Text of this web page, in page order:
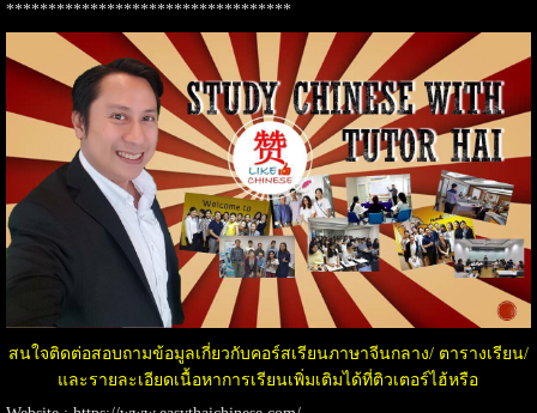
**********************************
สนใจติดต่อสอบถาม️ข้อมูลเกี่ยวกับคอร์สเรียนภาษาจีนกลาง/ ตารางเรียน/
และรายละเอียดเนื้อหาการเรียนเพิ่มเติมได้ที่ติวเตอร์ไฮ้หรือ